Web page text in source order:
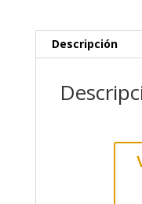
Descripción